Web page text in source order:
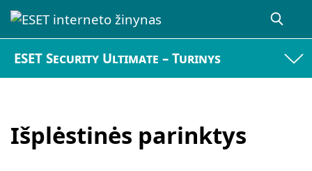
ESET Security Ultimate – Turinys
Išplėstinės parinktys